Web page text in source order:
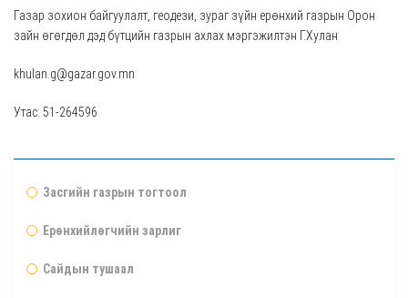
Газар зохион байгуулалт, геодези, зураг зүйн ерөнхий газрын Орон
зайн өгөгдөл дэд бүтцийн газрын ахлах мэргэжилтэн Г.Хулан
khulan.g@gazar.gov.mn
Утас: 51-264596
Засгийн газрын тогтоол
Ерөнхийлөгчийн зарлиг
Сайдын тушаал